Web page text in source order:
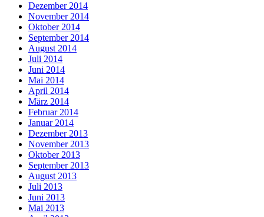
Dezember 2014
November 2014
Oktober 2014
September 2014
August 2014
Juli 2014
Juni 2014
Mai 2014
April 2014
März 2014
Februar 2014
Januar 2014
Dezember 2013
November 2013
Oktober 2013
September 2013
August 2013
Juli 2013
Juni 2013
Mai 2013